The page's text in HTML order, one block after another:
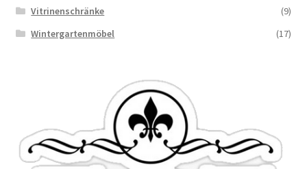
Vitrinenschränke
(9)
Wintergartenmöbel
(17)